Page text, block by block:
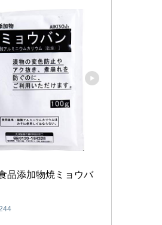
品添加物焼ミョウバ